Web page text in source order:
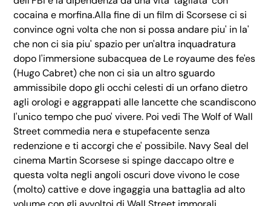
cocaina e morfina.Alla fine di un film di Scorsese ci si
convince ogni volta che non si possa andare piu' in la'
che non ci sia piu' spazio per un'altra inquadratura
dopo l'immersione subacquea de Le royaume des fe'es
(Hugo Cabret) che non ci sia un altro sguardo
ammissibile dopo gli occhi celesti di un orfano dietro
agli orologi e aggrappati alle lancette che scandiscono
l'unico tempo che puo' vivere. Poi vedi The Wolf of Wall
Street commedia nera e stupefacente senza
redenzione e ti accorgi che e' possibile. Navy Seal del
cinema Martin Scorsese si spinge daccapo oltre e
questa volta negli angoli oscuri dove vivono le cose
(molto) cattive e dove ingaggia una battaglia ad alto